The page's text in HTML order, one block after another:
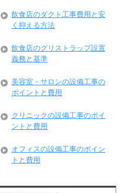
飲食店のダクト工事費用と安
く抑える方法
飲食店のグリストラップ設置
義務と基準
美容室・サロンの設備工事の
ポイントと費用
クリニックの設備工事のポイ
ントと費用
オフィスの設備工事のポイン
トと費用